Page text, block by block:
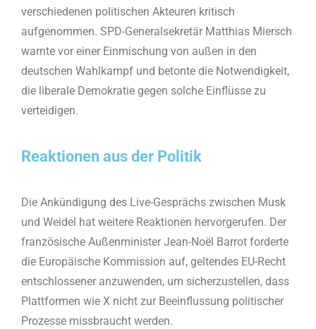
verschiedenen politischen Akteuren kritisch
aufgenommen. SPD-Generalsekretär Matthias Miersch
warnte vor einer Einmischung von außen in den
deutschen Wahlkampf und betonte die Notwendigkeit,
die liberale Demokratie gegen solche Einflüsse zu
verteidigen.
Reaktionen aus der Politik
Die Ankündigung des Live-Gesprächs zwischen Musk
und Weidel hat weitere Reaktionen hervorgerufen. Der
französische Außenminister Jean-Noël Barrot forderte
die Europäische Kommission auf, geltendes EU-Recht
entschlossener anzuwenden, um sicherzustellen, dass
Plattformen wie X nicht zur Beeinflussung politischer
Prozesse missbraucht werden.